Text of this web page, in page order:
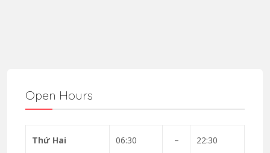
Open Hours
Thứ Hai 06:30 – 22:30